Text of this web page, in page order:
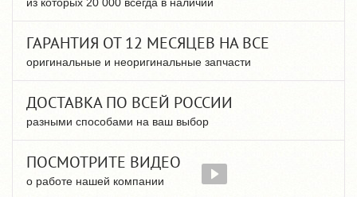
ГАРАНТИЯ ОТ 12 МЕСЯЦЕВ НА ВСЕ
оригинальные и неоригинальные запчасти
ДОСТАВКА ПО ВСЕЙ РОССИИ
разными способами на ваш выбор
ПОСМОТРИТЕ ВИДЕО
о работе нашей компании